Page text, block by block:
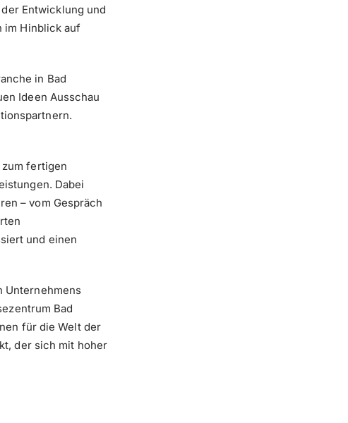
Entwicklung und
im Hinblick auf
in Bad
Ideen Ausschau
fertigen
Dabei
– vom Gespräch
und einen
Unternehmens
Bad
für die Welt der
der sich mit hoher